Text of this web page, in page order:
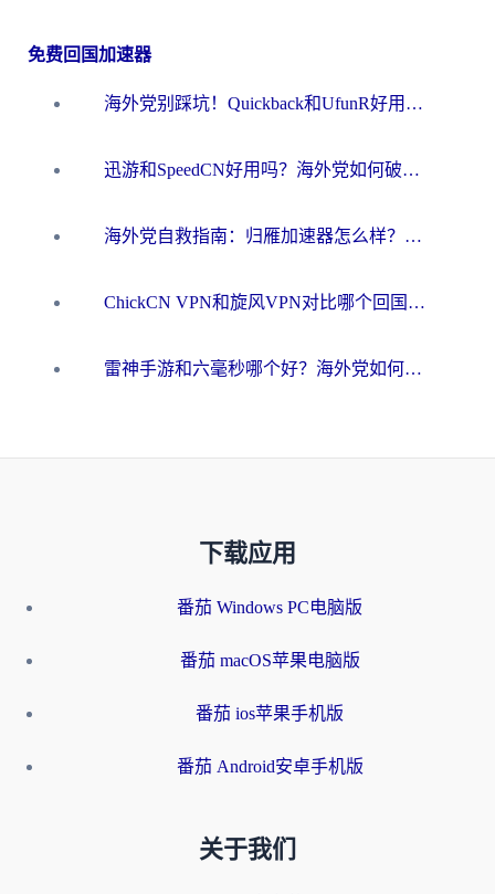
免费回国加速器
海外党别踩坑！Quickback和UfunR好用吗？选对回国加速器才能无缝刷国内资源
迅游和SpeedCN好用吗？海外党如何破解那道看不见的墙
海外党自救指南：归雁加速器怎么样？教你避开坑实现国内资源无缝访问
ChickCN VPN和旋风VPN对比哪个回国效果更好？海外用户的选择困境与出路
雷神手游和六毫秒哪个好？海外党如何真正解锁国内资源
下载应用
番茄 Windows PC电脑版
番茄 macOS苹果电脑版
番茄 ios苹果手机版
番茄 Android安卓手机版
关于我们